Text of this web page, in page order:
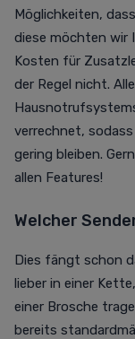
Möglichkeiten,
diese möchten wir
Kosten für
der Regel nicht.
verrechnet,
gering bleiben.
allen Features!
Welcher
Dies fängt schon
lieber in einer
einer Brosche
bereits